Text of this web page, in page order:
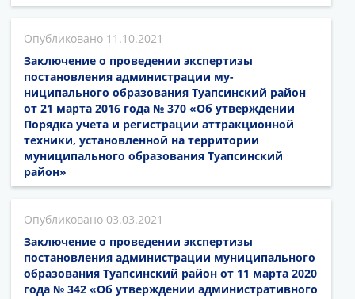
11.10.2021
Заключение о проведении экспертизы
постановления администрации му-
ниципального образования Туапсинский район
от 21 марта 2016 года № 370 «Об утверждении
Порядка учета и регистрации аттракционной
техники, установленной на территории
муниципального образования Туапсинский
район»
03.03.2021
Заключение о проведении экспертизы
постановления администрации муниципального
образования Туапсинский район от 11 марта 2020
года № 342 «Об утверждении административного